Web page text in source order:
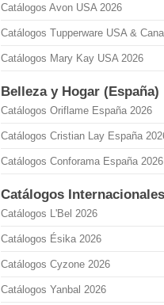
Catálogos Avon USA 2026
Catálogos Tupperware USA &
Catálogos Mary Kay USA 2026
Belleza y Hogar (España)
Catálogos Oriflame España 2026
Catálogos Cristian Lay España
Catálogos Conforama España 2026
Catálogos Internacionales
Catálogos L'Bel 2026
Catálogos Ésika 2026
Catálogos Cyzone 2026
Catálogos Yanbal 2026